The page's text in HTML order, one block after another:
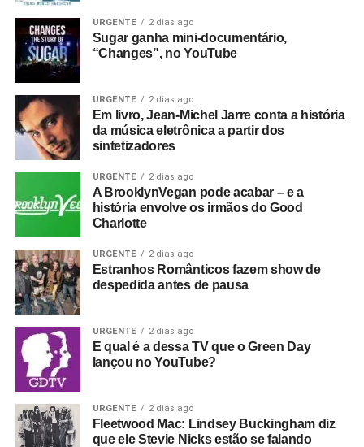
cantor Tom May parece querer chamar todas as suas
antigas versões para um papo. Entre mancadas e
acertos, The Menzingers mais acerta do que erra, mas
corre o risco da banalidade em alguns momentos.
Gostou do texto? Seu apoio mantém o Pop
Fantasma funcionando todo dia.Apoie aqui.
E se ainda não assinou, dá tempo:
newslettere receba nossos posts direto no e-
mail.
URGENTE 2 dias ago
Sugar ganha mini-documentário,
“Changes”, no YouTube
URGENTE 2 dias ago
Em livro, Jean-Michel Jarre conta a história
da música eletrônica a partir dos
sintetizadores
URGENTE 2 dias ago
A BrooklynVegan pode acabar – e a
história envolve os irmãos do Good
Charlotte
URGENTE 2 dias ago
Estranhos Românticos fazem show de
despedida antes de pausa
URGENTE 2 dias ago
E qual é a dessa TV que o Green Day
lançou no YouTube?
URGENTE 2 dias ago
Fleetwood Mac: Lindsey Buckingham diz
que ele Stevie Nicks estão se falando